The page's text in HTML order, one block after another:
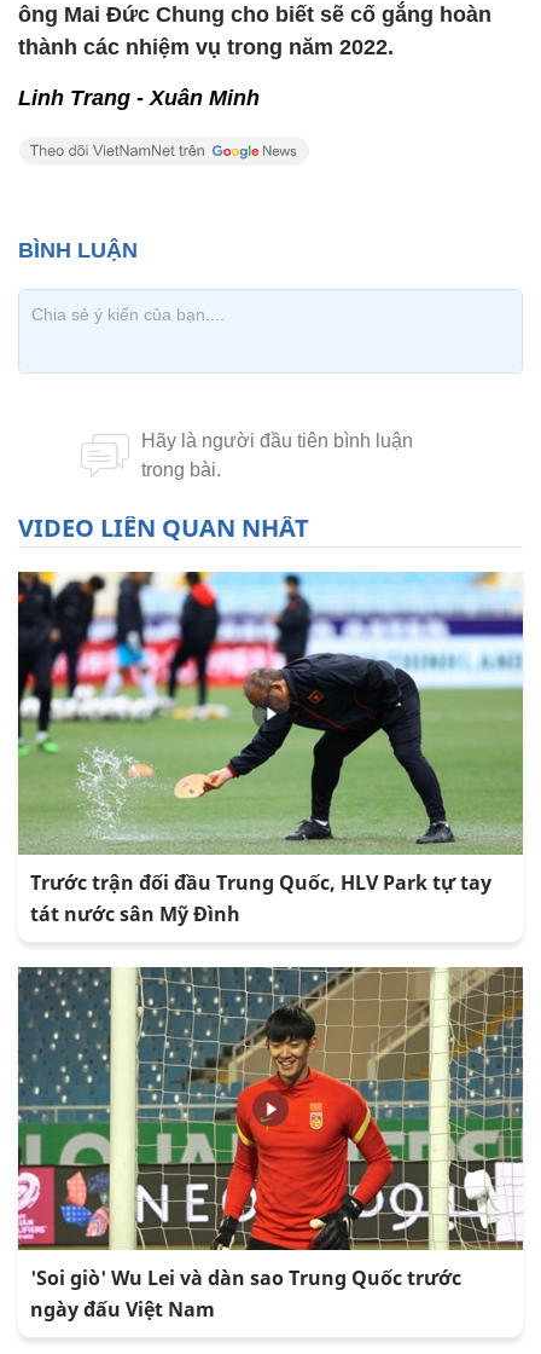
ông Mai Đức Chung cho biết sẽ cố gắng hoàn
thành các nhiệm vụ trong năm 2022.
Linh Trang - Xuân Minh
VIDEO LIÊN QUAN NHẤT
Trước trận đối đầu Trung Quốc, HLV Park tự tay
tát nước sân Mỹ Đình
'Soi giò' Wu Lei và dàn sao Trung Quốc trước
ngày đấu Việt Nam